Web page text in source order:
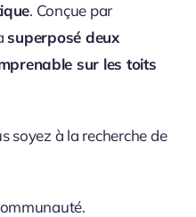
. Conçue par
superposé deux
sur les toits
soyez à la recherche de